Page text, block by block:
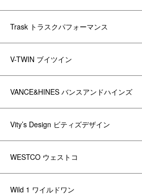
Trask トラスクパフォーマンス
V-TWIN ブイツイン
VANCE&HINES バンスアンドハインズ
Vity’s Design ビティズデザイン
WESTCO ウェストコ
Wild 1 ワイルドワン